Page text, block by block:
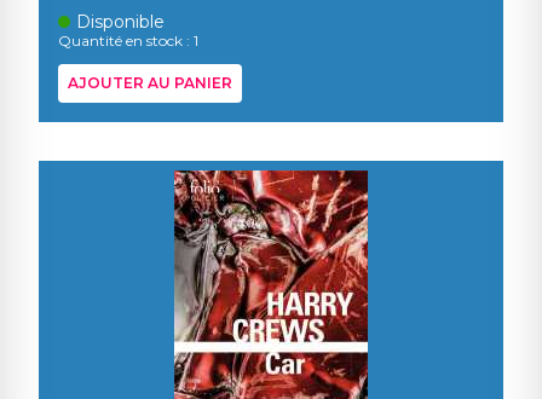
Disponible
Quantité en stock : 1
AJOUTER AU PANIER